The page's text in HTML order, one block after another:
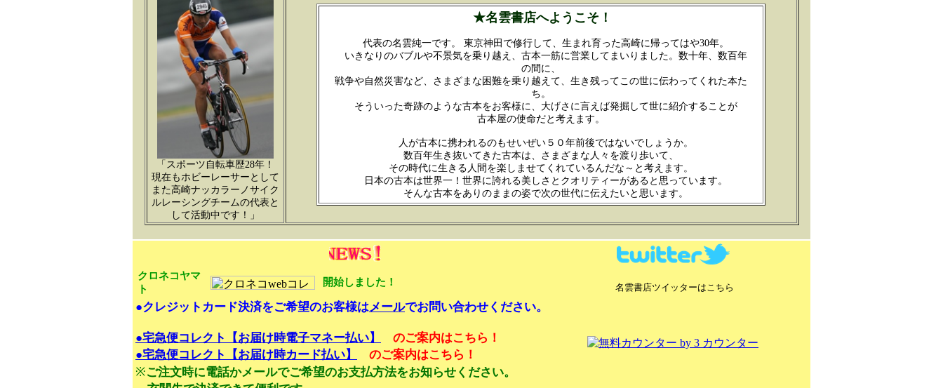
「スポーツ自転車歴28年！
現在もホビーレーサーとして
また高崎ナッカラーノサイク
ルレーシングチームの代表と
して活動中です！」
★名雲書店へようこそ！
代表の名雲純一です。 東京神田で修行して、生まれ育った高崎に帰ってはや30年。
いきなりのバブルや不景気を乗り越え、古本一筋に営業してまいりました。数十年、数百年
の間に、
戦争や自然災害など、さまざまな困難を乗り越えて、生き残ってこの世に伝わってくれた本た
ち。
そういった奇跡のような古本をお客様に、大げさに言えば発掘して世に紹介することが
古本屋の使命だと考えます。
人が古本に携われるのもせいぜい５０年前後ではないでしょうか。
数百年生き抜いてきた古本は、さまざまな人々を渡り歩いて、
その時代に生きる人間を楽しませてくれているんだな～と考えます。
日本の古本は世界一！世界に誇れる美しさとクオリティーがあると思っています。
そんな古本をありのままの姿で次の世代に伝えたいと思います。
クロネコヤマ
ト
開始しました！
●クレジットカード決済をご希望のお客様はメールでお問い合わせください。
●宅急便コレクト【お届け時電子マネー払い】
のご案内はこちら！
●宅急便コレクト【お届け時カード払い】
のご案内はこちら！
※ご注文時に電話かメールでご希望のお支払方法をお知らせください。
名雲書店ツイッターはこちら